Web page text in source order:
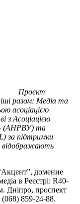
Проєкт
разом: Медіа та
асоціацією
з Асоціацією
(АНРВУ) та
за підтримки
відображають
доменне
в Реєстрі: R40-
Дніпро, проспект
859-24-88.